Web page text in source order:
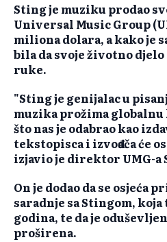
Sting je muziku prodao
Universal Music Group
miliona dolara, a kako je
bila da svoje životno
ruke.
"Sting je genijalac u
muzika prožima
što nas je odabrao kao
tekstopisca i izvođača će
izjavio je direktor UMG-a
On je dodao da se osjeća
saradnje sa Stingom, koja
godina, te da je
proširena.